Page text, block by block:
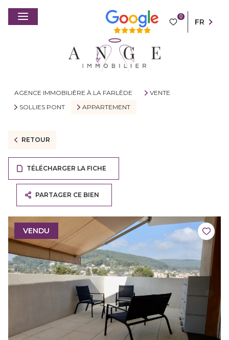
0
FR
AGENCE IMMOBILIÈRE À LA FARLÈDE
VENTE
SOLLIES PONT
APPARTEMENT
RETOUR
TÉLÉCHARGER LA FICHE
PARTAGER CE BIEN
VENDU